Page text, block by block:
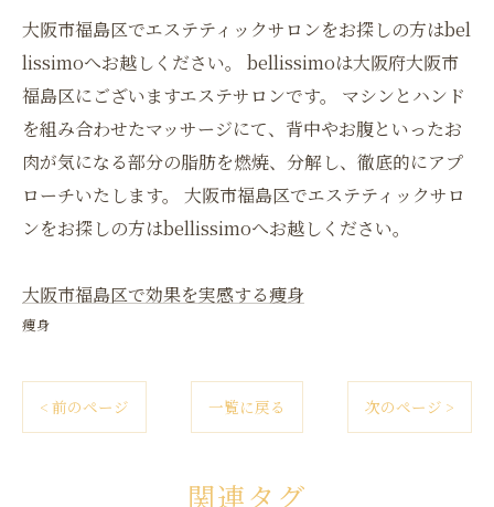
大阪市福島区でエステティックサロンをお探しの方はbel
lissimoへお越しください。 bellissimoは大阪府大阪市
福島区にございますエステサロンです。 マシンとハンド
を組み合わせたマッサージにて、背中やお腹といったお
肉が気になる部分の脂肪を燃焼、分解し、徹底的にアプ
ローチいたします。 大阪市福島区でエステティックサロ
ンをお探しの方はbellissimoへお越しください。
大阪市福島区で効果を実感する痩身
痩身
< 前のページ 一覧に戻る 次のページ >
関連タグ